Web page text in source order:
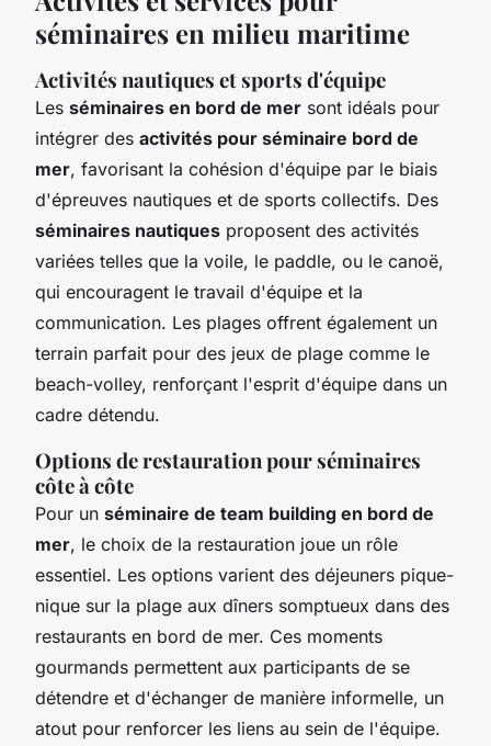
séminaires en milieu maritime
Activités nautiques et sports d'équipe
Les séminaires en bord de mer sont idéals pour
intégrer des activités pour séminaire bord de
mer, favorisant la cohésion d'équipe par le biais
d'épreuves nautiques et de sports collectifs. Des
séminaires nautiques proposent des activités
variées telles que la voile, le paddle, ou le canoë,
qui encouragent le travail d'équipe et la
communication. Les plages offrent également un
terrain parfait pour des jeux de plage comme le
beach-volley, renforçant l'esprit d'équipe dans un
cadre détendu.
Options de restauration pour séminaires
côte à côte
Pour un séminaire de team building en bord de
mer, le choix de la restauration joue un rôle
essentiel. Les options varient des déjeuners pique-
nique sur la plage aux dîners somptueux dans des
restaurants en bord de mer. Ces moments
gourmands permettent aux participants de se
détendre et d'échanger de manière informelle, un
atout pour renforcer les liens au sein de l'équipe.